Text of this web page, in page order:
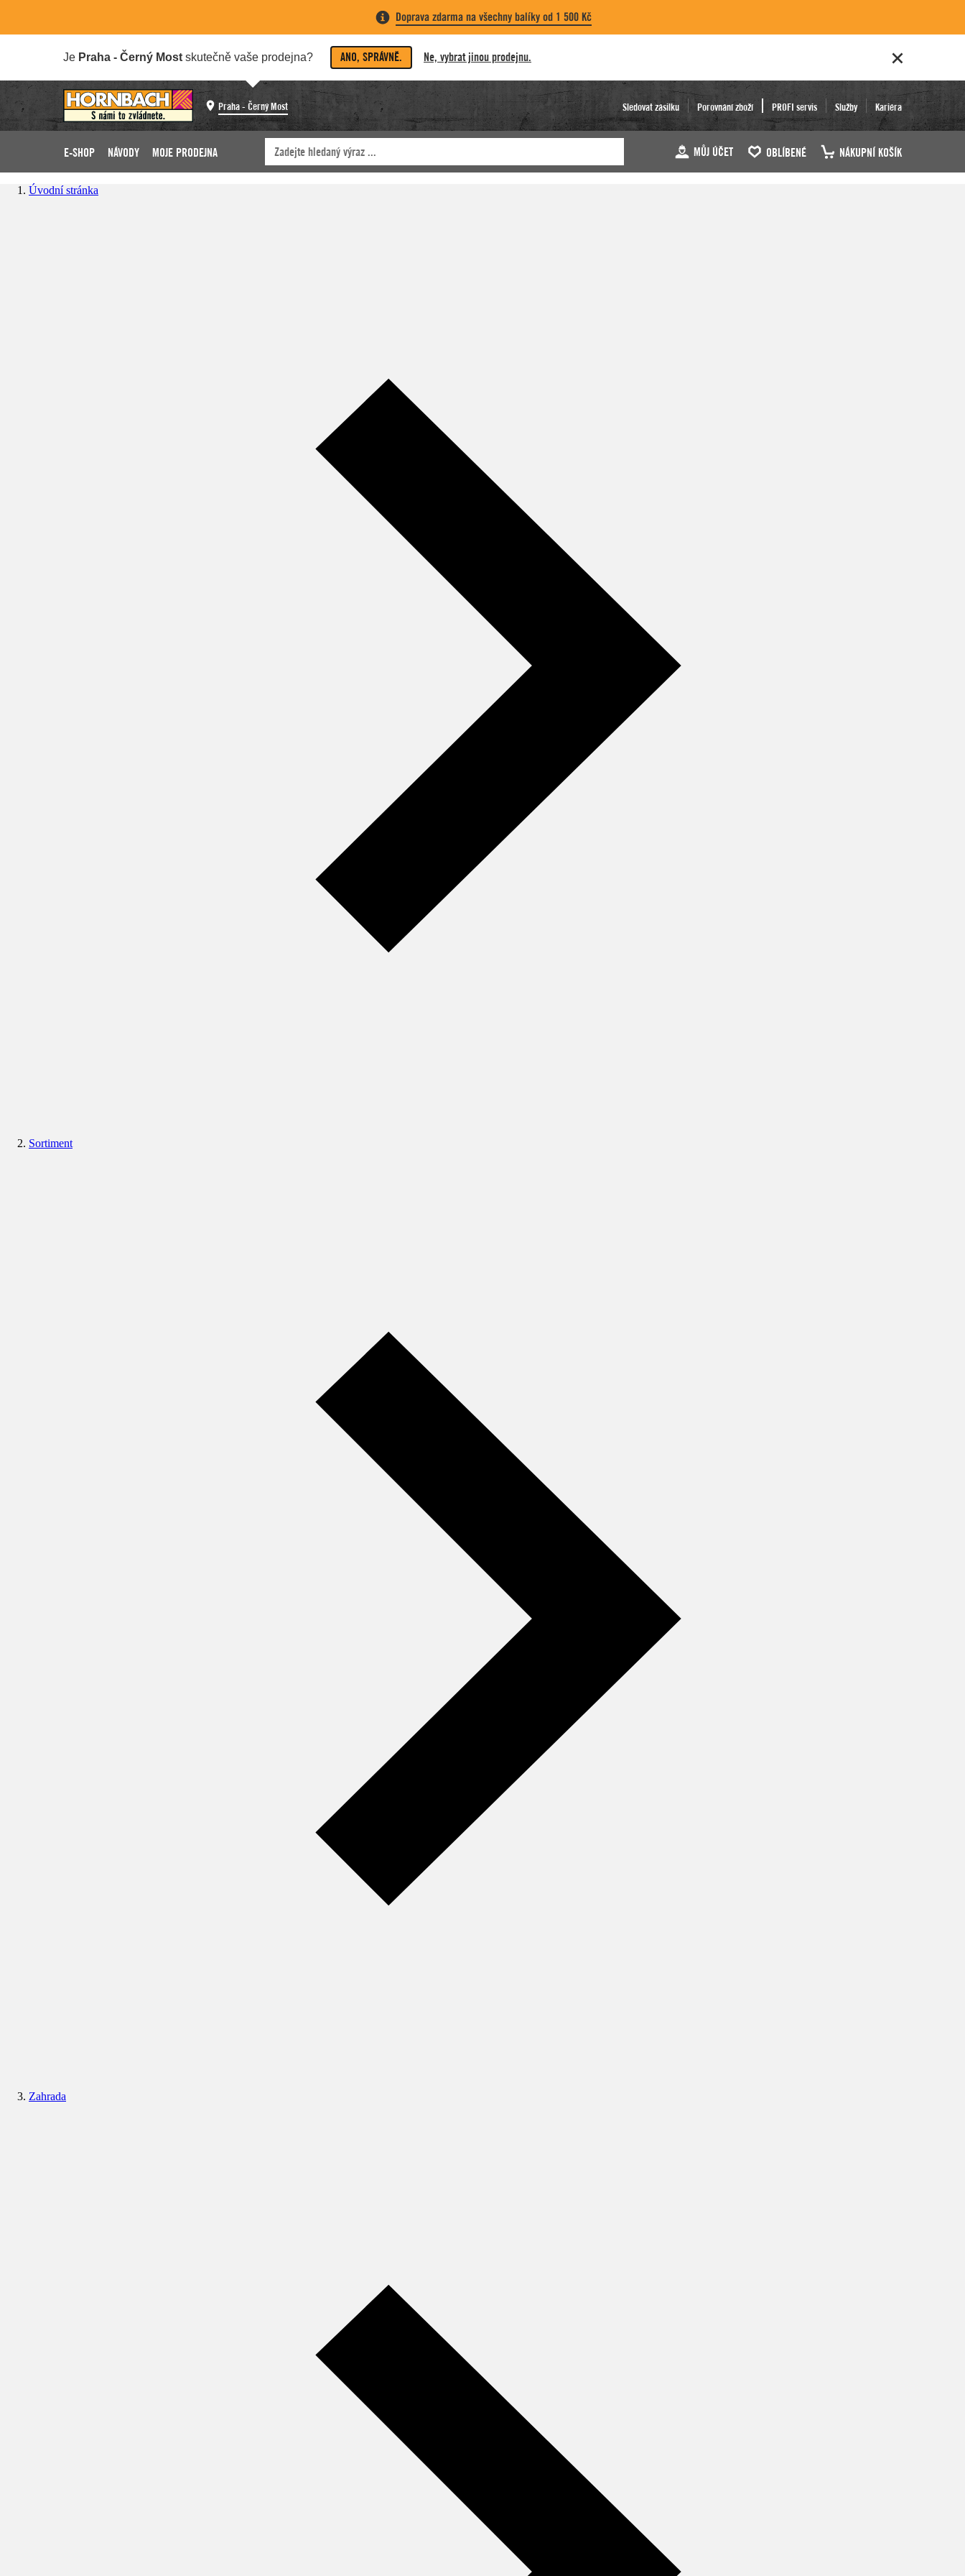
Doprava zdarma na všechny balíky od 1 500 Kč
Je Praha - Černý Most skutečně vaše prodejna? ANO, SPRÁVNĚ. Ne, vybrat jinou prodejnu.
Praha - Černý Most Sledovat zásilku Porovnání zboží PROFI servis Služby Kariéra
E-SHOP NÁVODY MOJE PRODEJNA MŮJ ÚČET OBLÍBENÉ NÁKUPNÍ KOŠÍK
Úvodní stránka
Sortiment
Zahrada